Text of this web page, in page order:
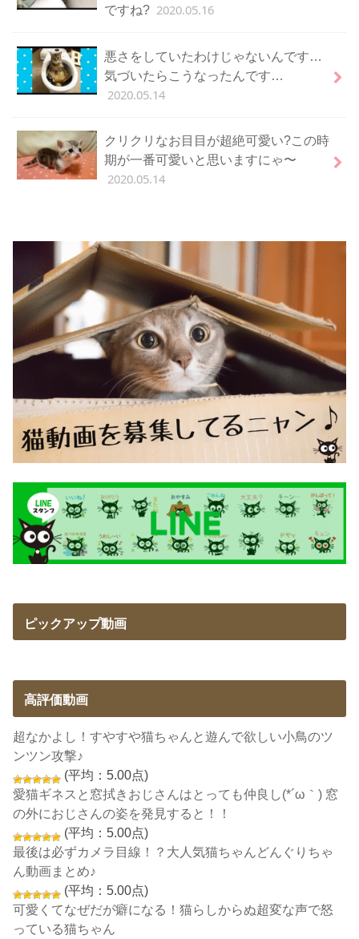
ですね? 2020.05.16
悪さをしていたわけじゃないんです…
気づいたらこうなったんです…
2020.05.14
クリクリなお目目が超絶可愛い?この時
期が一番可愛いと思いますにゃ〜
2020.05.14
ピックアップ動画
高評価動画
超なかよし！すやすや猫ちゃんと遊んで欲しい小鳥のツ
ンツン攻撃♪
(平均：5.00点)
愛猫ギネスと窓拭きおじさんはとっても仲良し(*´ω｀) 窓
の外におじさんの姿を発見すると！！
(平均：5.00点)
最後は必ずカメラ目線！？大人気猫ちゃんどんぐりちゃ
ん動画まとめ♪
(平均：5.00点)
可愛くてなぜだが癖になる！猫らしからぬ超変な声で怒
っている猫ちゃん